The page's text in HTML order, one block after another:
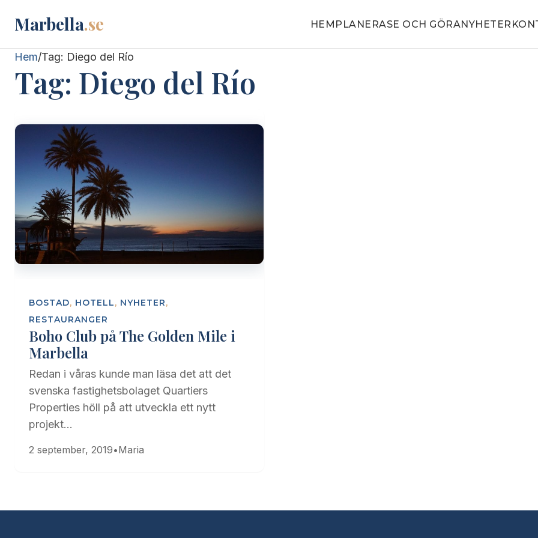
Marbella.se HEM PLANERASE OCH GÖRANYHETER
Hem/Tag: Diego del Río
Tag: Diego del Río
BOSTAD, HOTELL, NYHETER,
RESTAURANGER
Boho Club på The Golden Mile i
Marbella
Redan i våras kunde man läsa det att det
svenska fastighetsbolaget Quartiers
Properties höll på att utveckla ett nytt
projekt…
2 september, 2019•Maria